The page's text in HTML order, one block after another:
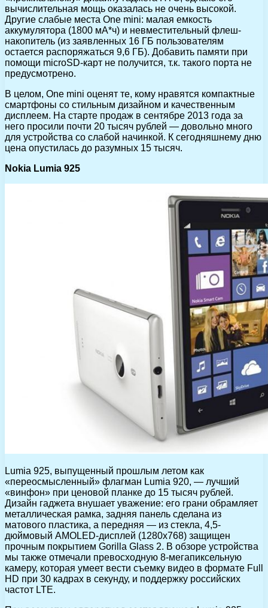
вычислительная мощь оказалась не очень высокой.
Другие слабые места One mini: малая емкость
аккумулятора (1800 мА*ч) и невместительный флеш-
накопитель (из заявленных 16 ГБ пользователям
остается распоряжаться 9,6 ГБ). Добавить памяти при
помощи microSD-карт не получится, т.к. такого порта не
предусмотрено.
В целом, One mini оценят те, кому нравятся компактные
смартфоны со стильным дизайном и качественным
дисплеем. На старте продаж в сентябре 2013 года за
него просили почти 20 тысяч рублей — довольно много
для устройства со слабой начинкой. К сегодняшнему дню
цена опустилась до разумных 15 тысяч.
Nokia Lumia 925
Lumia 925, выпущенный прошлым летом как
«переосмысленный» флагман Lumia 920, — лучший
«винфон» при ценовой планке до 15 тысяч рублей.
Дизайн гаджета внушает уважение: его грани обрамляет
металлическая рамка, задняя панель сделана из
матового пластика, а передняя — из стекла, 4,5-
дюймовый AMOLED-дисплей (1280х768) защищен
прочным покрытием Gorilla Glass 2. В обзоре устройства
мы также отмечали превосходную 8-мегапиксельную
камеру, которая умеет вести съемку видео в формате Full
HD при 30 кадрах в секунду, и поддержку российских
частот LTE.